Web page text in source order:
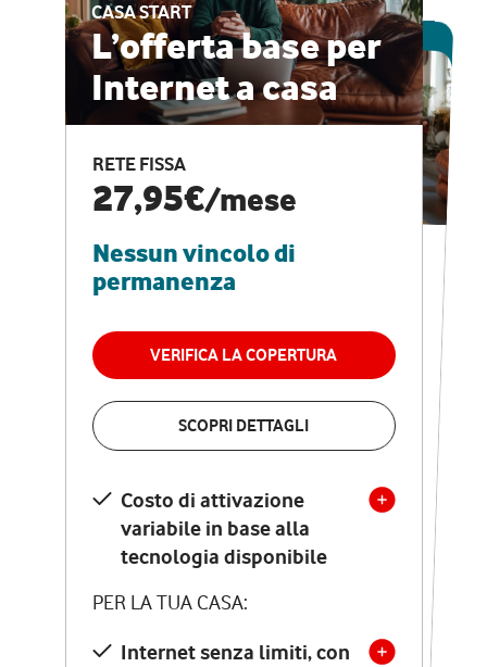
CASA START
L’offerta base per
Internet a casa
RETE FISSA
27,95€/mese
Nessun vincolo di
permanenza
VERIFICA LA COPERTURA
SCOPRI DETTAGLI
Costo di attivazione
variabile in base alla
tecnologia disponibile
PER LA TUA CASA:
Internet senza limiti, con
ESCLUSIVA ONLINE
CASA PRO
Internet veloce e
vantaggi speciali
RETE FISSA + VODAFONE CLUB
29,95€
permanenza
VERIFICA LA COPERTURA
Costo di attivazione
variabile in base alla
tecnologia disponibile
PER LA TUA CASA:
Internet senza limiti, con
la migliore tecnologia